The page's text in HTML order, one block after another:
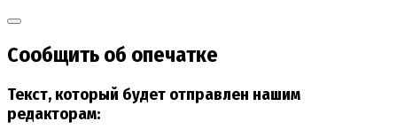
Сообщить об опечатке
Текст, который будет отправлен нашим
редакторам: